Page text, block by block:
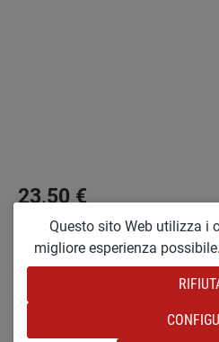
23,50 €
PREZZI INCL. IVA PIÙ COSTI DI
Questo sito Web utilizza i
migliore esperienza possibile.